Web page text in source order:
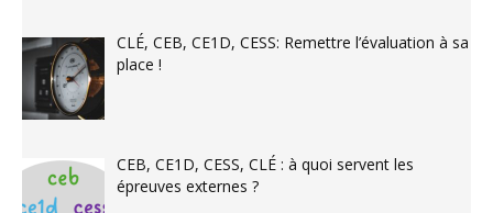
CLÉ, CEB, CE1D, CESS: Remettre l’évaluation à sa
place !
CEB, CE1D, CESS, CLÉ : à quoi servent les
épreuves externes ?